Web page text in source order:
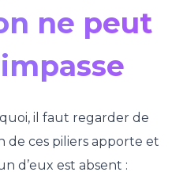
ne peut
il faut regarder de
de ces piliers apporte et
d’eux est absent :